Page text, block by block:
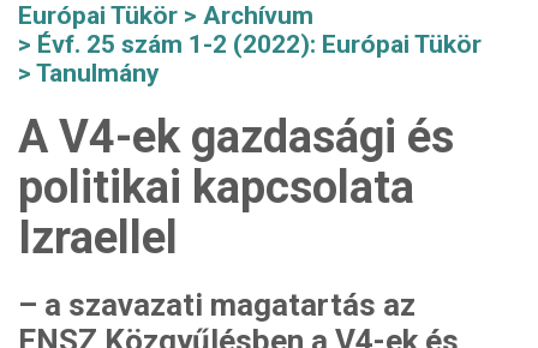
Európai Tükör
Archívum
Évf. 25 szám 1-2 (2022): Európai Tükör
Tanulmány
A V4-ek gazdasági és
politikai kapcsolata
Izraellel
– a szavazati magatartás az
ENSZ Közgyűlésben a V4-ek és